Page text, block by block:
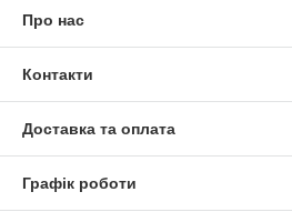
Про нас
Контакти
Доставка та оплата
Графік роботи